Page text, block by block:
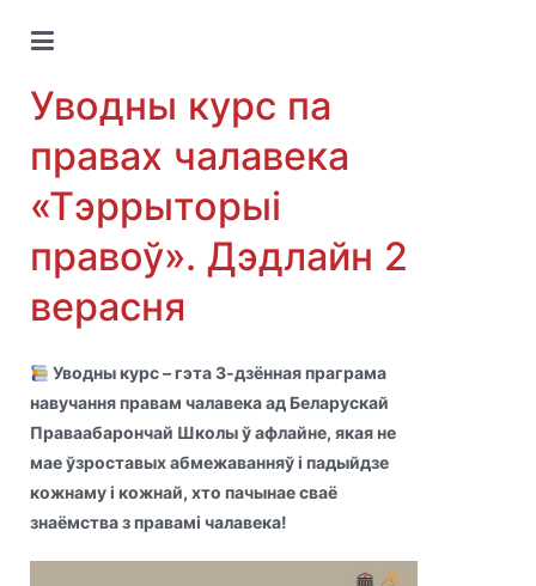
Уводны курс па
правах чалавека
«Тэррыторыі
правоў». Дэдлайн 2
верасня
Уводны курс – гэта 3-дзённая праграма
навучання правам чалавека ад Беларускай
Праваабарончай Школы ў афлайне, якая не
мае ўзроставых абмежаванняў і падыйдзе
кожнаму і кожнай, хто пачынае сваё
знаёмства з правамі чалавека!